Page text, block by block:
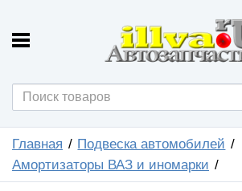
Главная
Подвеска автомобилей
Амортизаторы ВАЗ и иномарки